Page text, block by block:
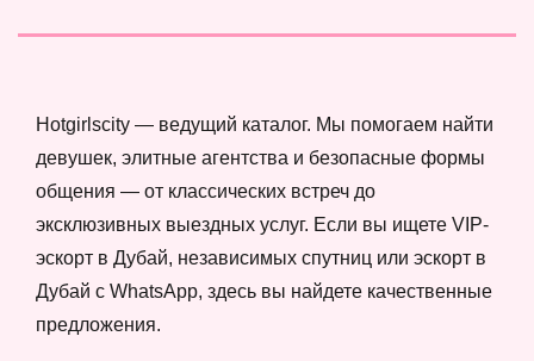
Hotgirlscity — ведущий каталог. Мы помогаем найти
девушек, элитные агентства и безопасные формы
общения — от классических встреч до
эксклюзивных выездных услуг. Если вы ищете VIP-
эскорт в Дубай, независимых спутниц или эскорт в
Дубай с WhatsApp, здесь вы найдете качественные
предложения.